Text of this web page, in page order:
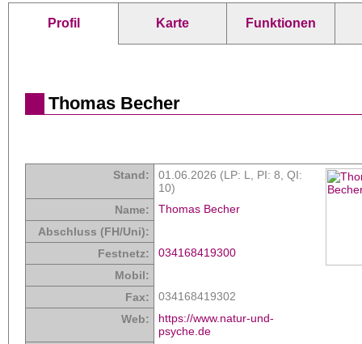
Profil Karte Funktionen
Thomas Becher
Stand: 01.06.2026 (LP: L, PI: 8 QI:
10)
Name:
Thomas Becher
Abschluss (FH/Uni):
Festnetz:
034168419300
Mobil:
Fax:
034168419302
Web:
https://www.natur-und-
psyche.de